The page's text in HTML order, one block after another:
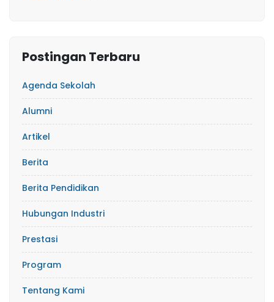
Postingan Terbaru
Agenda Sekolah
Alumni
Artikel
Berita
Berita Pendidikan
Hubungan Industri
Prestasi
Program
Tentang Kami